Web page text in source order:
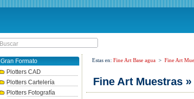
Gran Formato
Plotters CAD
Plotters Cartelería
Plotters Fotografía
Estas en: Fine Art Base agua > Fine Art
Fine Art Muestras »